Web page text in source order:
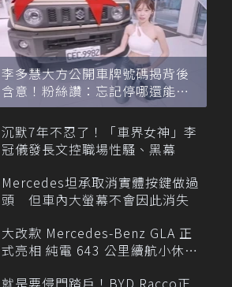
李多慧大方公開車牌號碼揭背後
含意！粉絲讚：忘記停哪還能幫
忙找車
沉默7年不忍了！「車界女神」李
冠儀發長文控職場性騷、黑幕
Mercedes坦承取消實體按鍵做過
頭 但車內大螢幕不會因此消失
大改款 Mercedes-Benz GLA 正
式亮相 純電 643 公里續航小休